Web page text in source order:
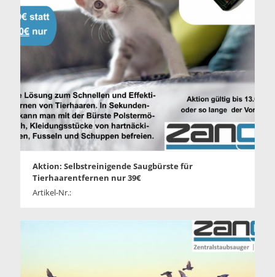
Aktion: Selbstreinigende Saugbürste für
Tierhaarentfernen nur 39€
Artikel-Nr.: